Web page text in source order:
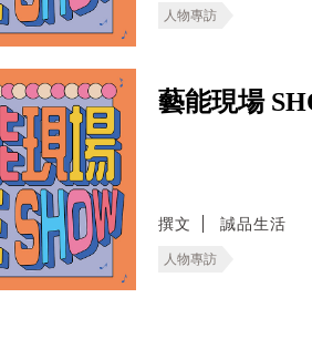
人物專訪
藝能現場
撰文 誠品生活
人物專訪